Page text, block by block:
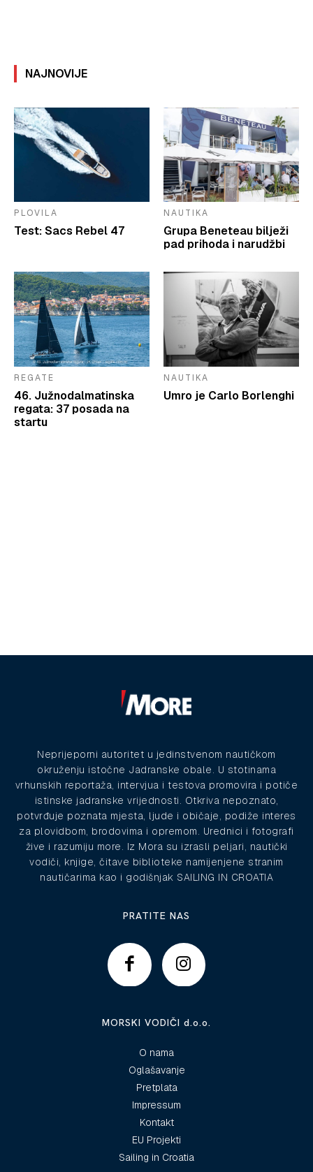
NAJNOVIJE
PLOVILA
Test: Sacs Rebel 47
NAUTIKA
Grupa Beneteau bilježi
pad prihoda i narudžbi
REGATE
46. Južnodalmatinska
regata: 37 posada na
startu
NAUTIKA
Umro je Carlo Borlenghi
Neprijeporni autoritet u jedinstvenom nautičkom
okruženju istočne Jadranske obale. U stotinama
vrhunskih reportaža, intervjua i testova promovira i potiče
istinske jadranske vrijednosti. Otkriva nepoznato,
potvrđuje poznata mjesta, ljude i običaje, podiže interes
za plovidbom, brodovima i opremom. Urednici i fotografi
žive i razumiju more. Iz Mora su izrasli peljari, nautički
vodiči, knjige, čitave biblioteke namijenjene stranim
nautičarima kao i godišnjak SAILING IN CROATIA
PRATITE NAS
MORSKI VODIČI d.o.o.
O nama
Oglašavanje
Pretplata
Impressum
Kontakt
EU Projekti
Sailing in Croatia